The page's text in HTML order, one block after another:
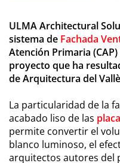
ULMA Architectural
sistema de Fachada
Atención Primaria
proyecto que ha
de Arquitectura del
La particularidad de la
acabado liso de las
permite convertir el
blanco luminoso, el
arquitectos autores del